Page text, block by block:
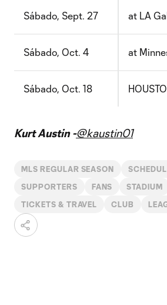
Sábado, Sept. 27 at LA
Sábado, Oct. 4 at
Sábado, Oct. 18
Kurt Austin -@kaustin01
MLS REGULAR SEASON
SUPPORTERS FANS STADIUM
TICKETS & TRAVEL CLUB